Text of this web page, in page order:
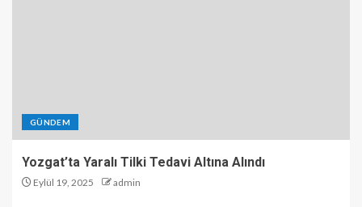
GÜNDEM
Yozgat’ta Yaralı Tilki Tedavi Altına Alındı
Eylül 19, 2025 admin